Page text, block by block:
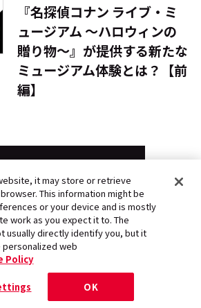
『名探偵コナン ライブ・ミ
ュージアム ～ハロウィンの
贈り物～』が提供する新たな
ミュージアム体験とは？【前
編】
it may store or retrieve
This information might be
or your device and is mostly
work as you expect it to. The
usually directly identify you, but it
personalized web
Policy
OK